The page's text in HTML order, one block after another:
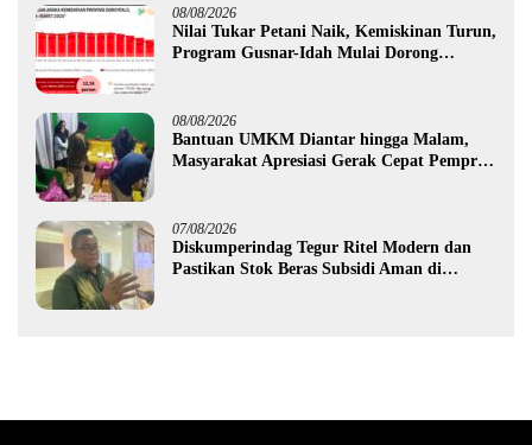
08/08/2026
Nilai Tukar Petani Naik, Kemiskinan Turun,
Program Gusnar-Idah Mulai Dorong
08/08/2026
Bantuan UMKM Diantar hingga Malam,
Masyarakat Apresiasi Gerak Cepat Pemprov
07/08/2026
Diskumperindag Tegur Ritel Modern dan
Pastikan Stok Beras Subsidi Aman di